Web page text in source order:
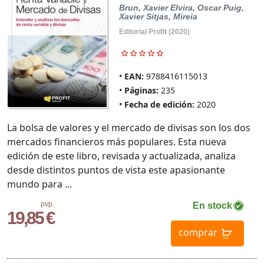
Brun, Xavier Elvira, Oscar Puig,
Xavier Sitjas, Mireia
Editorial Profit (2020)
EAN: 9788416115013
Páginas: 235
Fecha de edición: 2020
pvp.
19,85 €
En stock
comprar
La bolsa de valores y el mercado de divisas son los dos
mercados financieros más populares. Esta nueva
edición de este libro, revisada y actualizada, analiza
desde distintos puntos de vista este apasionante
mundo para ...